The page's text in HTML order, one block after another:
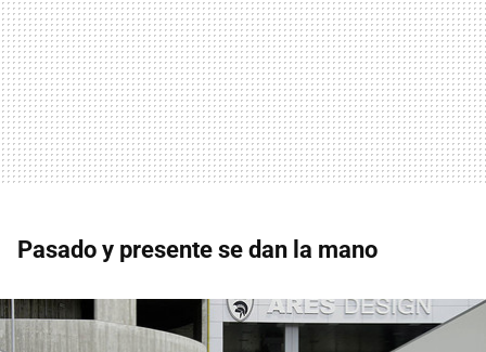
Pasado y presente se dan la mano